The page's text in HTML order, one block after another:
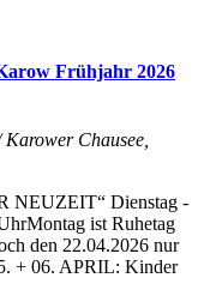
Frühjahr 2026
Karower Chausee,
NEUZEIT“ Dienstag -
ist Ruhetag
den 22.04.2026 nur
+ 06. APRIL: Kinder